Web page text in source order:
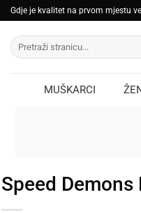
Skip
to
content
Gdje je kvalitet na prvom mjestu
Pretraži:
MUŠKARCI
Speed